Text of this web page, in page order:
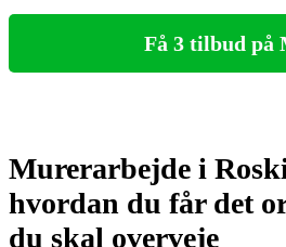
Få 3 tilbud på
Murerarbejde i
hvordan du får det
du skal overveje